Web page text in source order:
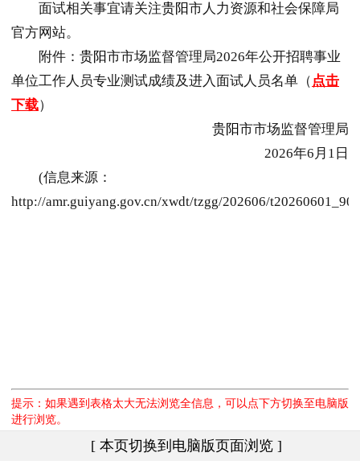
面试相关事宜请关注贵阳市人力资源和社会保障局
官方网站。
附件： 贵阳市市场监督管理局2026年公开招聘事业
单位工作人员专业测试成绩及进入面试人员名单（ 点击
下载）
贵阳市市场监督管理局
2026年6月1日
(信息来源：
http://amr.guiyang.gov.cn/xwdt/tzgg/202606/
提示：如果遇到表格太大无法浏览全信息，可以点下方切换至电脑版
进行浏览。
[ 本页切换到电脑版页面浏览 ]